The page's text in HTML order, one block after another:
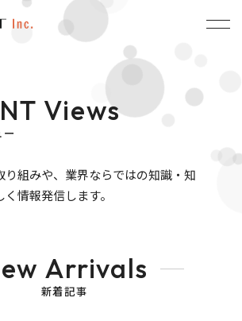
Views
組みや、 業界ならではの知識・知
情報発信します。
Arrivals
新着記事